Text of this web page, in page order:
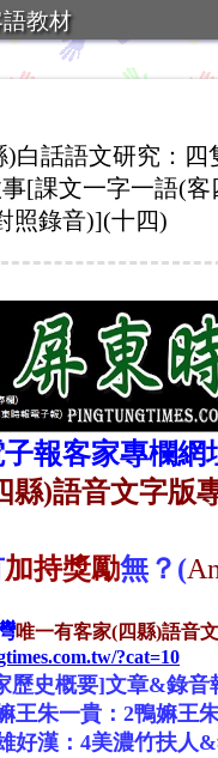
教材
白話語文研究：四
[課文一字一語(客
照錄音)](十四)
報客家專欄網
縣)語音文字版
加持獎勵無？(
唯一有客家(四縣)語音
?cat=10
史概要]文章&錄音
王朱一貴：2鴨嫲王
好漢：4美濃竹扶人